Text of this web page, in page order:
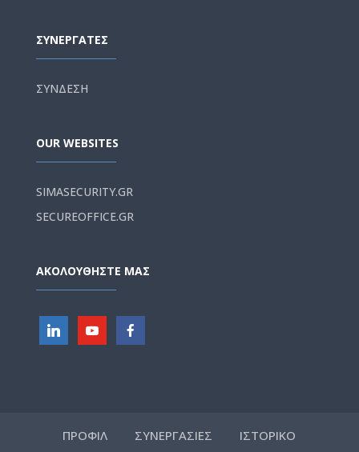
ΣΥΝΕΡΓΑΤΕΣ
ΣΥΝΔΕΣΗ
OUR WEBSITES
SIMASECURITY.GR
SECUREOFFICE.GR
ΑΚΟΛΟΥΘΗΣΤΕ ΜΑΣ
ΠΡΟΦΙΛ ΣΥΝΕΡΓΑΣΙΕΣ ΙΣΤΟΡΙΚΟ